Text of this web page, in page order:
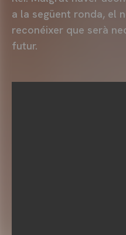
a la següent ronda, el
reconéixer que serà
futur.